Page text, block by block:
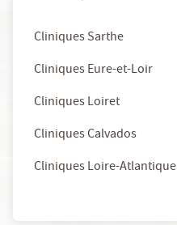
Cliniques Sarthe
Cliniques Eure-et-Loir
Cliniques Loiret
Cliniques Calvados
Cliniques Loire-Atlantique